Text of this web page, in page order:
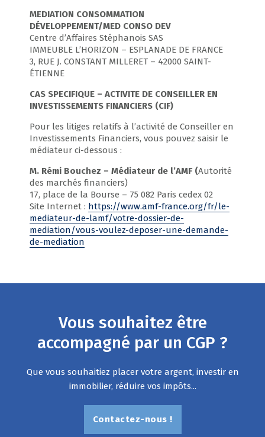
MEDIATION CONSOMMATION
DÉVELOPPEMENT/MED CONSO DEV
Centre d’Affaires Stéphanois SAS
IMMEUBLE L’HORIZON – ESPLANADE DE FRANCE
3, RUE J. CONSTANT MILLERET – 42000 SAINT-
ÉTIENNE
CAS SPECIFIQUE – ACTIVITE DE CONSEILLER EN
INVESTISSEMENTS FINANCIERS (CIF)
Pour les litiges relatifs à l’activité de Conseiller en
Investissements Financiers, vous pouvez saisir le
médiateur ci-dessous :
M. Rémi Bouchez – Médiateur de l’AMF (Autorité
des marchés financiers)
17, place de la Bourse – 75 082 Paris cedex 02
Site Internet : https://www.amf-france.org/fr/le-
mediateur-de-lamf/votre-dossier-de-
mediation/vous-voulez-deposer-une-demande-
de-mediation
Vous souhaitez être
accompagné par un CGP ?
Que vous souhaitiez placer votre argent, investir en
immobilier, réduire vos impôts...
Contactez-nous !